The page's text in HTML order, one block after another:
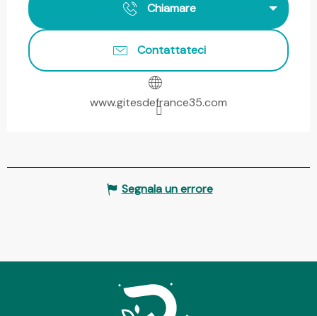
Chiamare
Contattateci
www.gitesdefrance35.com
Segnala un errore